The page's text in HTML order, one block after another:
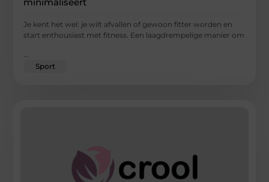
Je kent het wel: je wilt afvallen of gewoon fitter worden en
start enthousiast met fitness. Een laagdrempelige manier om
...
Sport